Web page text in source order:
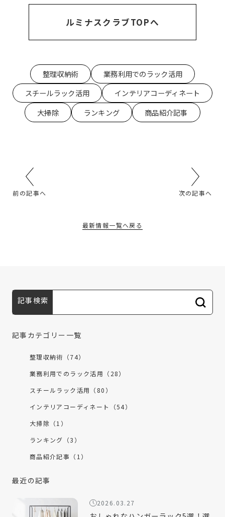
ルミナスクラブTOPへ
整理収納術
業務利用でのラック活用
スチールラック活用
インテリアコーディネート
大掃除
ランキング 商品紹介記事
前の記事へ
最新情報一覧へ戻る
次の記事へ
記事検索
記事カテゴリー一覧
整理収納術（74）
業務利用でのラック活用（28）
スチールラック活用（80）
インテリアコーディネート（54）
大掃除（1）
ランキング（3）
商品紹介記事（1）
最近の記事
2026.03.27